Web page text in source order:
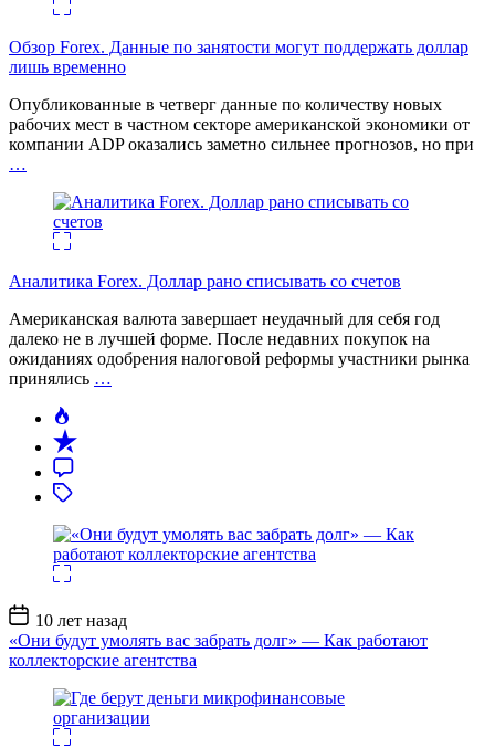
Обзор Forex. Данные по занятости могут поддержать доллар
лишь временно
Опубликованные в четверг данные по количеству новых
рабочих мест в частном секторе американской экономики от
компании ADP оказались заметно сильнее прогнозов, но при
…
Аналитика Forex. Доллар рано списывать со счетов
Американская валюта завершает неудачный для себя год
далеко не в лучшей форме. После недавних покупок на
ожиданиях одобрения налоговой реформы участники рынка
принялись …
Дата
записи
10 лет назад
«Они будут умолять вас забрать долг» — Как работают
коллекторские агентства